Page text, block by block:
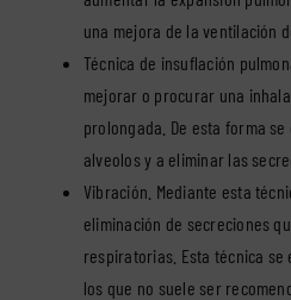
una mejora de la ventilación
Técnica de insuflación
mejorar o procurar una
prolongada. De esta forma
alveolos y a eliminar las
Vibración. Mediante esta
eliminación de secreciones
respiratorias. Esta técnica se
los que no suele ser